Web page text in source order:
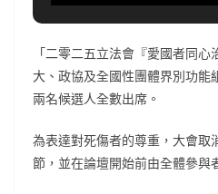
「二零二五立法會『愛國者同
大、政協及全國性團體界別功能
兩名候選人全數出席。
為表達對死傷者的尊重，大會取
節，並在論壇開始前由全體參與